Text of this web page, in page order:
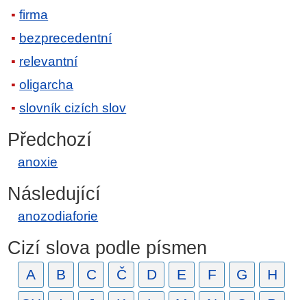
firma
bezprecedentní
relevantní
oligarcha
slovník cizích slov
Předchozí
anoxie
Následující
anozodiaforie
Cizí slova podle písmen
A B C Č D E F G
H